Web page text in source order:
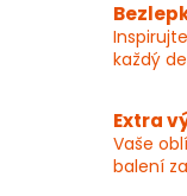
každý
Extra
Vaše
balení